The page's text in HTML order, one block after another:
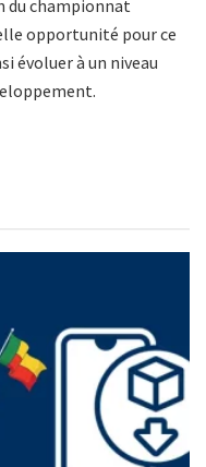
du championnat
opportunité pour ce
évoluer à un niveau